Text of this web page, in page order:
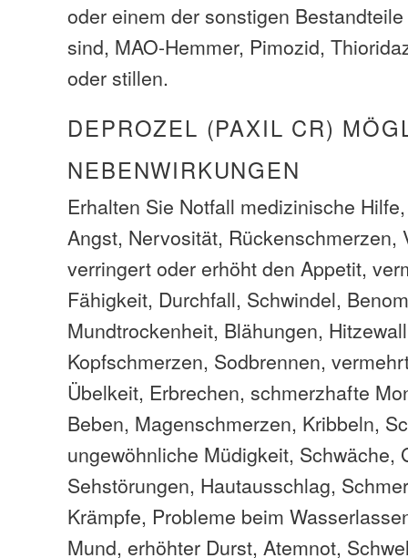
oder einem der sonstigen
sind, MAO-Hemmer, Pimozid,
oder stillen.
DEPROZEL (PAXIL CR)
NEBENWIRKUNGEN
Erhalten Sie Notfall medizinische
Angst, Nervosität, Rückenschmerzen,
verringert oder erhöht den Appetit,
Fähigkeit, Durchfall, Schwindel,
Mundtrockenheit, Blähungen,
Kopfschmerzen, Sodbrennen,
Übelkeit, Erbrechen, schmerzhafte
Beben, Magenschmerzen, Kribbeln,
ungewöhnliche Müdigkeit, Schwäche,
Sehstörungen, Hautausschlag,
Krämpfe, Probleme beim
Mund, erhöhter Durst, Atemnot,